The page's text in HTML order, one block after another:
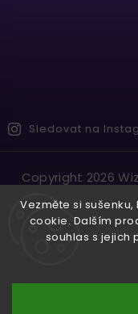
Vezměte si
cookie. Dalším
souhlas s jejich
Sledovat na
Copyright 2026
VytvořilShoptet|